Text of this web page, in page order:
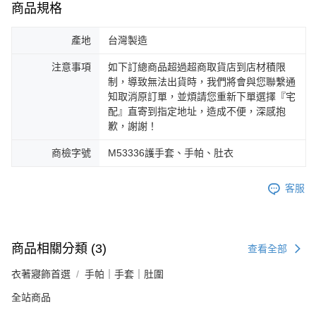
商品規格
產地 台灣製造
注意事項
如下訂總商品超過超商取貨店到店材積限
制，導致無法出貨時，我們將會與您聯繫通
知取消原訂單，並煩請您重新下單選擇『宅
配』直寄到指定地址，造成不便，深感抱
歉，謝謝！
商檢字號 M53336護手套、手帕、肚衣
客服
商品相關分類 (3) 查看全部
衣著寢飾首選 手帕｜手套｜肚圍
全站商品